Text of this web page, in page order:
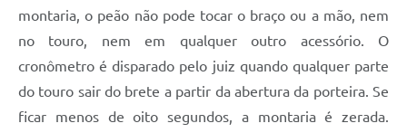
montaria, o peão não pode tocar o braço ou a mão, nem
no touro, nem em qualquer outro acessório. O
cronômetro é disparado pelo juiz quando qualquer parte
do touro sair do brete a partir da abertura da porteira. Se
ficar menos de oito segundos, a montaria é zerada.